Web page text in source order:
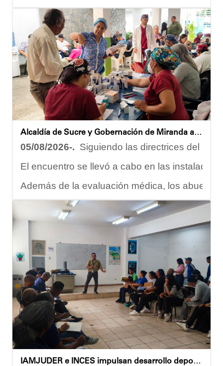
Vladimir Blanco, abogado y participante
El programa "Café con Leyes" se consolida
Oskarina Rosso. Alcaldía de Sucre y Gobernación de Miranda atendieron a más de 100 adultos mayores en Petare
05/08/2026-. Siguiendo las directrices del
El encuentro se llevó a cabo en las
Además de la evaluación médica, los abuelos
Carmen Herrera, integrante activa de esta
“Tengo una excelente atención por parte del
Gracias al trabajo articulado de un equipo
Anyelimar Sierra.
IAMJUDER e INCES impulsan desarrollo deportivo con nuevos talleres de formación para promotores